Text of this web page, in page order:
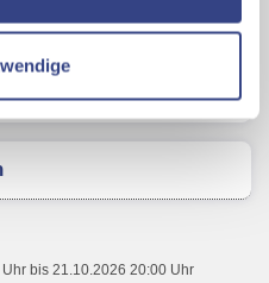
stimmen Sie der
auf unseren
bis 21.10.2026 20:00 Uhr